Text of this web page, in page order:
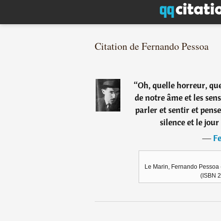
Citation de Fernando Pessoa
“Oh, quelle horreur,
de notre âme et les
parler et sentir et
silence et le
―
Le Marin, Fernando
(ISBN